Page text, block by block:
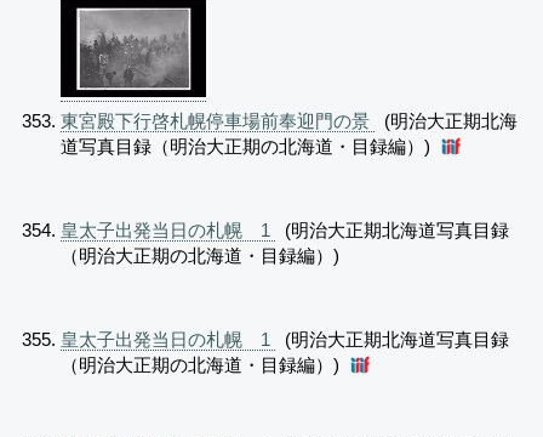
東宮殿下行啓札幌停車場前奉迎門の景
(明治大正期北海
道写真目録（明治大正期の北海道・目録編）)
皇太子出発当日の札幌 1
(明治大正期北海道写真目録
（明治大正期の北海道・目録編）)
皇太子出発当日の札幌 1
(明治大正期北海道写真目録
（明治大正期の北海道・目録編）)